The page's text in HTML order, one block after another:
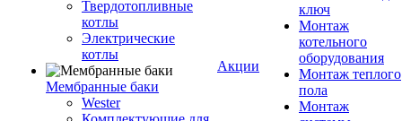
Твердотопливные
котлы
Электрические
котлы
Мембранные баки
Wester
Акции
ключ
Монтаж
котельного
оборудования
Монтаж теплого
пола
Монтаж